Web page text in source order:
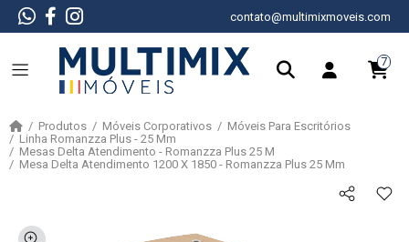
contato@multimixmoveis.com
7
Produtos Móveis Corporativos
Móveis Para Escritórios
Linha Romanzza Plus - 25 Mm
Mesas Delta Atendimento - Romanzza Plus 25 M
Mesa Delta Atendimento 1200 X 1850 - Romanzza Plus 25 Mm